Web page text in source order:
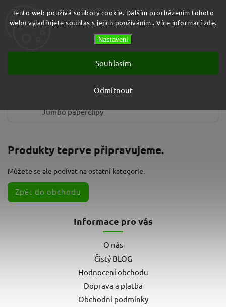
Tento web používá soubory cookie. Dalším procházením tohoto
webu vyjadřujete souhlas s jejich používáním.. Více informací zde.
Nastavení
Odmítnout
Souhlasím
Jumbo paperclipy
Produkty teprve připravujeme.
Můžete se ale podívat na ostatní kategorie.
Zpět do obchodu
Informace pro vás
O nás
Čistý BLOG
Hodnocení obchodu
Doprava a platba
Obchodní podmínky